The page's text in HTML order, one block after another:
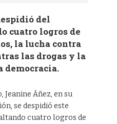
del
cuatro logros de
la lucha contra
las drogas y la
democracia.
Jeanine Áñez, en su
se despidió este
cuatro logros de